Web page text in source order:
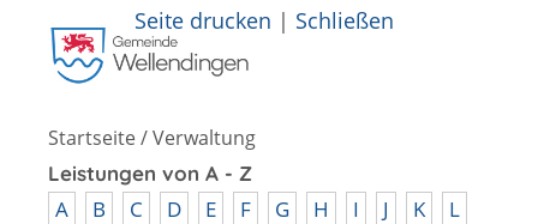
Seite drucken | Schließen
Startseite/Verwaltung
Leistungen von A - Z
A B C D E F G H I J K L